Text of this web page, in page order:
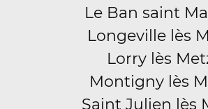
Le Ban saint
Longeville lès
Lorry lès
Montigny lès
Saint Julien lès